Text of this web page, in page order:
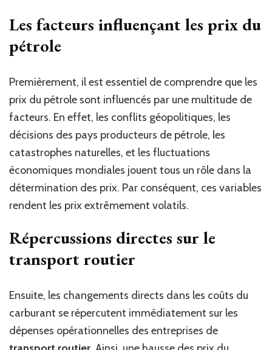
Les facteurs influençant les prix du
pétrole
Premièrement, il est essentiel de comprendre que les
prix du pétrole sont influencés par une multitude de
facteurs. En effet, les conflits géopolitiques, les
décisions des pays producteurs de pétrole, les
catastrophes naturelles, et les fluctuations
économiques mondiales jouent tous un rôle dans la
détermination des prix. Par conséquent, ces variables
rendent les prix extrêmement volatils.
Répercussions directes sur le
transport routier
Ensuite, les changements directs dans les coûts du
carburant se répercutent immédiatement sur les
dépenses opérationnelles des entreprises de